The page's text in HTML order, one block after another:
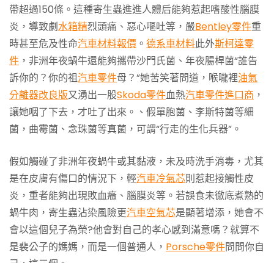
帶超過150條。這種寄生蟲進進人體后能夠惹起嗜酸性腦膜
炎，導致劇水箱精烈頭痛、惡心嘔吐等，嚴Bentley零件重
時甚至危及性命汽車材料報價 。 德系車材料此外斯柯達零
件 ，非洲年夜蝸牛還能夠攜帶沙門氏菌、年夜腸桿菌“誰告
訴你的？你的祖汽車零件母？”她苦笑著問道，喉嚨裡油氣
分離器改良版又湧出一股Skoda零件血熱汽車零件進口商 ，
讓她咽了下去，才吐了出來。、假單胞菌、李斯特菌等細
菌，曲霉菌、念珠菌等真菌，可謂“行走的生化兵器”。
假如觸碰了非洲年夜蝸牛或其黏液，未及時洗手消毒，尤其
是在皮膚有傷口的情況下，輕汽車冷氣芯則惹起接觸性皮
炎，重者能夠出現敗血癥、腦膜炎等。若誤食未徹底煮熟的
蝸牛肉，寄生蟲沾染風險更汽車空氣芯是顯著增添，她會不
會以這個兒子為榮?他會對自己的孝心感到滿意嗎？就算不
是裴公子的媽媽，而是一個普通人， Porsche零件問問你自